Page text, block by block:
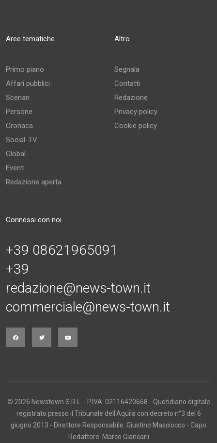
Aree tematiche
Primo piano
Affari pubblici
Scenari
Persone
Cronaca
Social-TV
Global
Eventi
Redazione aperta
Altro
Segnala
Contatti
Redazione
Privacy policy
Cookie policy
Connessi con noi
+39 08621965091
+39
redazione@news-town.it
commerciale@news-town.it
© 2026 Newstown S.R.L. - P.IVA: 02116420668 - Quotidiano digitale
registrato presso il Tribunale dell'Aquila con decreto n°3 del 6
giugno 2013 - Direttore Responsabile: Giustino Masciocco - Capo
Redattore: Marco Giancarli